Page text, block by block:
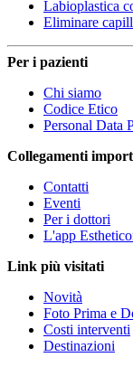
Labioplastica
Eliminare
Per i pazienti
Chi siamo
Codice Etico
Personal Data
Collegamenti
Contatti
Eventi
Per i dottori
L'app
Link più visitati
Novità
Foto Prima e
Costi interventi
Destinazioni